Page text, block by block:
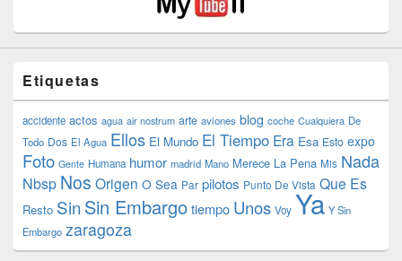
Etiquetas
accidente actos agua air nostrum arte aviones blog coche Cualquiera De
Todo Dos El Agua Ellos El Mundo El Tiempo Era Esa Esto expo
Foto Gente Humana humor madrid Mano Merece La Pena Mis Nada
Nbsp Nos Origen O Sea Par pilotos Punto De Vista Que Es
Resto SinSin Embargotiempo Unos Voy Ya Y Sin
Embargo zaragoza